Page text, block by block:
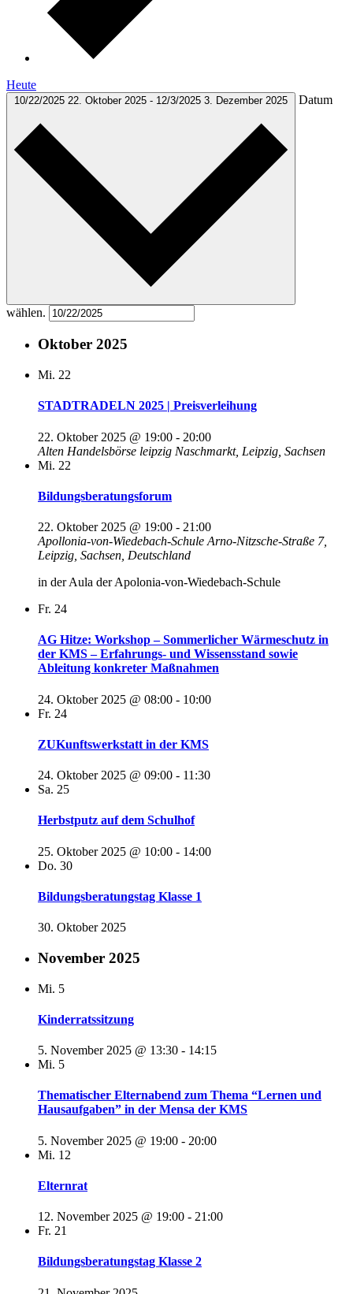
Heute
10/22/2025 22. Oktober 2025 - 12/3/2025 3. Dezember 2025 Datum
wählen.
Oktober 2025
Mi. 22
STADTRADELN 2025 | Preisverleihung
22. Oktober 2025 @ 19:00 - 20:00
Alten Handelsbörse leipzig Naschmarkt, Leipzig, Sachsen
Mi. 22
Bildungsberatungsforum
22. Oktober 2025 @ 19:00 - 21:00
Apollonia-von-Wiedebach-Schule Arno-Nitzsche-Straße 7,
Leipzig, Sachsen, Deutschland
in der Aula der Apolonia-von-Wiedebach-Schule
Fr. 24
AG Hitze: Workshop – Sommerlicher Wärmeschutz in
der KMS – Erfahrungs- und Wissensstand sowie
Ableitung konkreter Maßnahmen
24. Oktober 2025 @ 08:00 - 10:00
Fr. 24
ZUKunftswerkstatt in der KMS
24. Oktober 2025 @ 09:00 - 11:30
Sa. 25
Herbstputz auf dem Schulhof
25. Oktober 2025 @ 10:00 - 14:00
Do. 30
Bildungsberatungstag Klasse 1
30. Oktober 2025
November 2025
Mi. 5
Kinderratssitzung
5. November 2025 @ 13:30 - 14:15
Mi. 5
Thematischer Elternabend zum Thema “Lernen und
Hausaufgaben” in der Mensa der KMS
5. November 2025 @ 19:00 - 20:00
Mi. 12
Elternrat
12. November 2025 @ 19:00 - 21:00
Fr. 21
Bildungsberatungstag Klasse 2